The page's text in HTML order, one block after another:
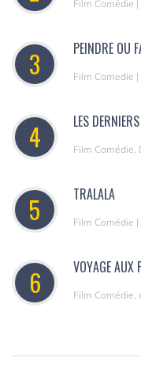
Film Comédie
3 PEINDRE OU
Film Comedie
4 LES
Film Comédie,
5 TRALALA
Film Comédie
6 VOYAGE AUX
Film Comédie,